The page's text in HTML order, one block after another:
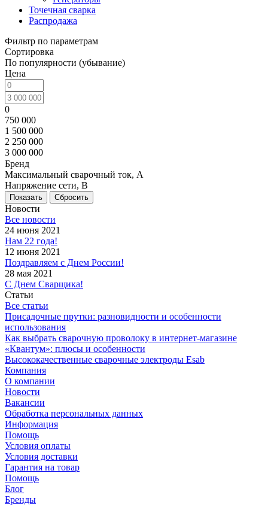
Точечная сварка
Распродажа
Фильтр по параметрам
Сортировка
По популярности (убывание)
Цена
0
750 000
1 500 000
2 250 000
3 000 000
Бренд
Максимальный сварочный ток, А
Напряжение сети, В
Сбросить
Новости
Все новости
24 июня 2021
Нам 22 года!
12 июня 2021
Поздравляем с Днем России!
28 мая 2021
С Днем Сварщика!
Статьи
Все статьи
Присадочные прутки: разновидности и особенности
использования
Как выбрать сварочную проволоку в интернет-магазине
«Квантум»: плюсы и особенности
Высококачественные сварочные электроды Esab
Компания
О компании
Новости
Вакансии
Обработка персональных данных
Информация
Помощь
Условия оплаты
Условия доставки
Гарантия на товар
Помощь
Блог
Бренды